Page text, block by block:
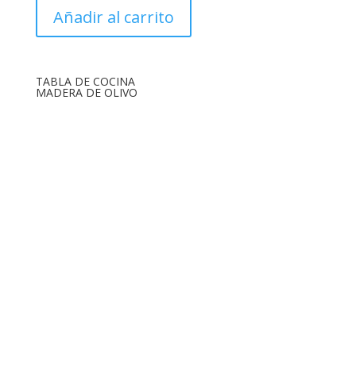
era:
42,00€.
es:
24,00€.
Añadir al carrito
TABLA DE COCINA
MADERA DE OLIVO